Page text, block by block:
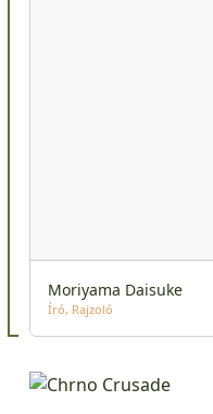
Moriyama Daisuke
Író Rajzoló